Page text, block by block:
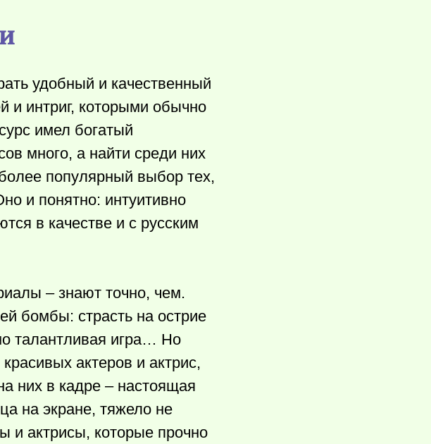
удобный и качественный
и интриг, которыми обычно
имел богатый
много, а найти среди них
популярный выбор тех,
и понятно: интуитивно
в качестве и с русским
– знают точно, чем.
бомбы: страсть на острие
талантливая игра… Но
актеров и актрис,
них в кадре – настоящая
на экране, тяжело не
и актрисы, которые прочно